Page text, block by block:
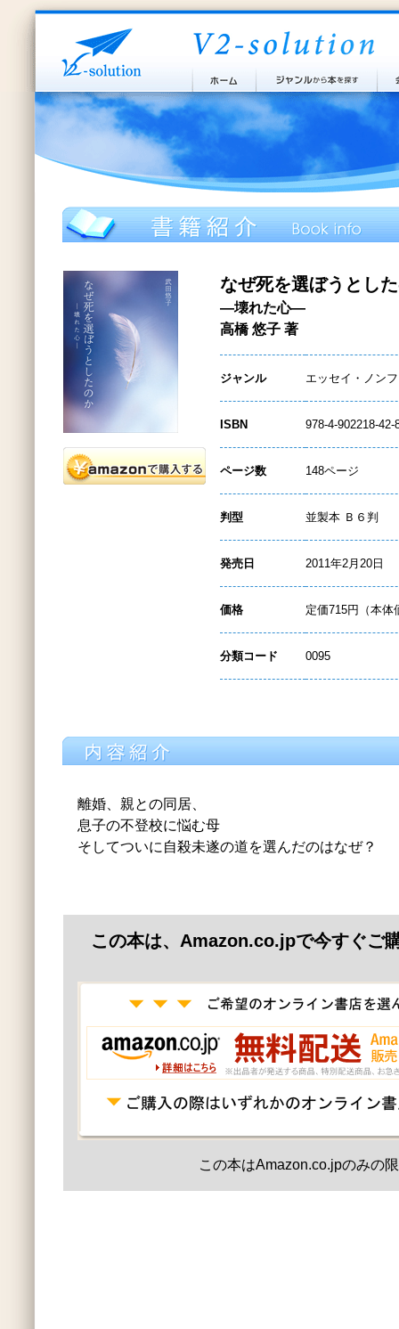
なぜ死を選ぼうとし
―壊れた心―
高橋 悠子 著
ジャンル エッセイ・ノン
ISBN 978-4-902218-42-
ページ数 148ページ
判型 並製本 Ｂ６判
発売日 2011年2月20日
価格 定価715円（本体
分類コード 0095
離婚、親との同居、
息子の不登校に悩む母
そしてついに自殺未遂の道を選んだのはなぜ？
この本は、Amazon.co.jpで今すぐご
この本はAmazon.co.jpのみの